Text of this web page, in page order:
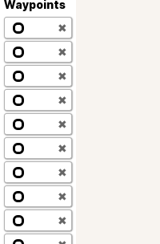
Waypoints
✖
✖
✖
✖
✖
✖
✖
✖
✖